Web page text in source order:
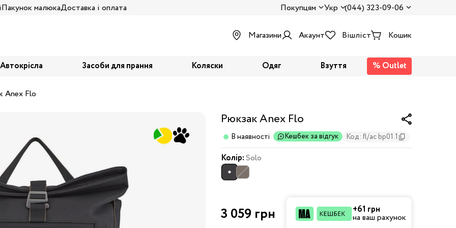
Пакунок малюкаДоставка і оплата Покупцям Укр (044) 323-09-06
Магазини Акаунт Вішліст Кошик
Автокрісла Засоби для прання Коляски Одяг Взуття % Outlet
Anex Flo
Рюкзак Anex Flo
В наявності Кешбек за відгук Код: fl/ac bp01.1
Колір:Solo
3 059 грн +61 грн
на ваш рахунок